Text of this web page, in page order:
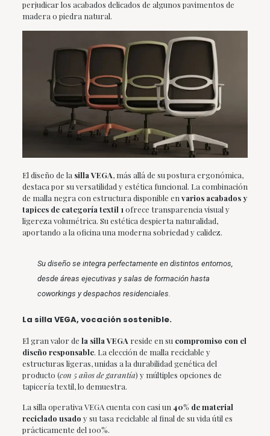
perjudicar los acabados delicados de algunos pavimentos de
madera o piedra natural.
El diseño de la silla VEGA, más allá de su postura ergonómica,
destaca por su versatilidad y estética funcional. La combinación
de malla negra con estructura disponible en varios acabados y
tapices de categoría textil 1 ofrece transparencia visual y
ligereza volumétrica. Su estética despierta naturalidad,
aportando a la oficina una moderna sobriedad y calidez.
Su diseño se integra perfectamente en distintos entornos,
desde áreas ejecutivas y salas de formación hasta
coworkings y despachos residenciales.
La silla VEGA, vocación sostenible.
El gran valor de la silla VEGA reside en su compromiso con el
diseño responsable. La elección de malla reciclable y
estructuras ligeras, unidas a la durabilidad genética del
producto (con 5 años de garantía) y múltiples opciones de
tapicería textil, lo demuestra.
La silla operativa VEGA cuenta con casi un 40% de material
reciclado usado y su tasa reciclable al final de su vida útil es
prácticamente del 100%.